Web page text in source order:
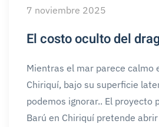
7 noviembre 2025
El costo oculto del
Mientras el mar parece calmo
Chiriquí, bajo su superficie
podemos ignorar.. El proyecto
Barú en Chiriquí pretende